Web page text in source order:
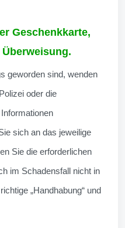
Geschenkkarte,
geworden sind, wenden
oder die
sich an das jeweilige
Sie die erforderlichen
im Schadensfall nicht in
„Handhabung“ und